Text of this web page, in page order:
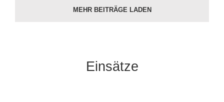
MEHR BEITRÄGE LADEN
Einsätze